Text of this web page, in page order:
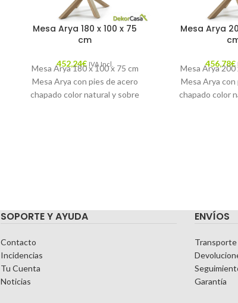
Mesa Arya 180 x 100 x 75
cm
452,24€ IVA Incl.
Mesa Arya 180 x 100 x 75 cm
Mesa Arya con pies de acero
chapado color natural y sobre
Mesa Arya
456,78€
Mesa Arya 200
Mesa Arya con
chapado color
SOPORTE Y AYUDA
Contacto
Incidencias
Tu Cuenta
Noticias
ENVÍOS
Transporte
Garantía